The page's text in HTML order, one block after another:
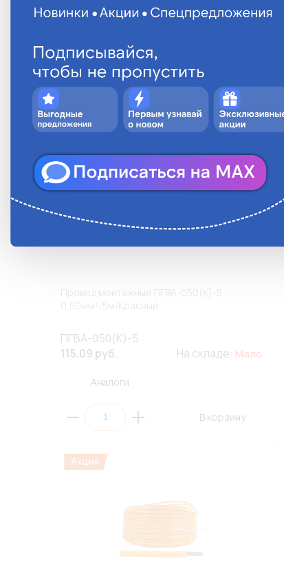
ПГВА-050(З)-50
На складе:
Аналоги
В корзину
Провод монтажный ПГВА-050(К)-5
0,50мм²/5м/Красный
ПГВА-050(К)-5
115.09 руб.
На складе: Мало
Аналоги
В корзину